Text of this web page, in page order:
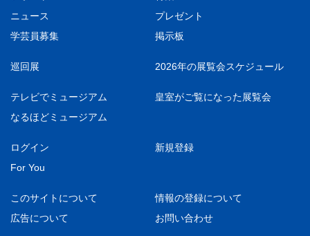
ニュース
プレゼント
学芸員募集
掲示板
巡回展 2026年の展覧会スケジュール
テレビでミュージアム
皇室がご覧になった展覧会
なるほどミュージアム
ログイン
新規登録
For You
このサイトについて
情報の登録について
広告について
お問い合わせ